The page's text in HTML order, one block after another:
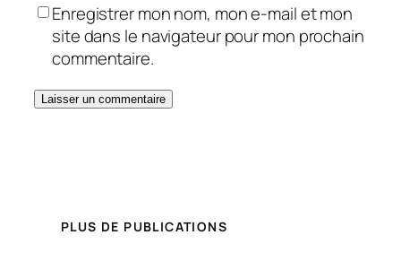
Enregistrer mon nom, mon e-mail et mon
site dans le navigateur pour mon prochain
commentaire.
PLUS DE PUBLICATIONS